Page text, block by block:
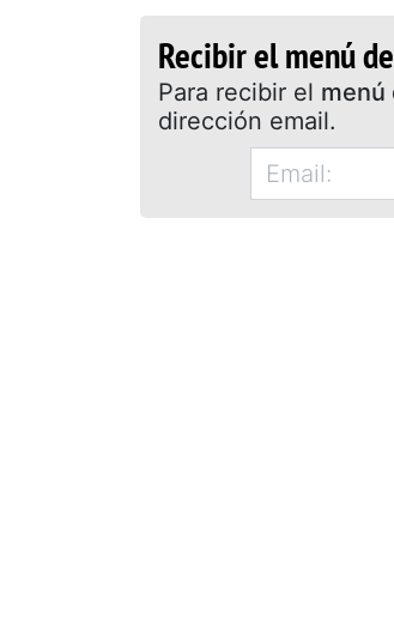
Recibir el menú
Para recibir el menú
dirección email.